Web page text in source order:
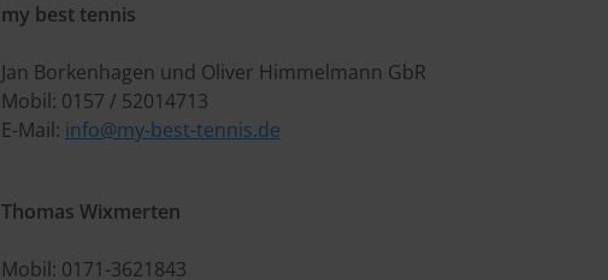
my best tennis
Jan Borkenhagen und Oliver Himmelmann GbR
Mobil: 0157 / 52014713
E-Mail: info@my-best-tennis.de
Thomas Wixmerten
Mobil: 0171-3621843